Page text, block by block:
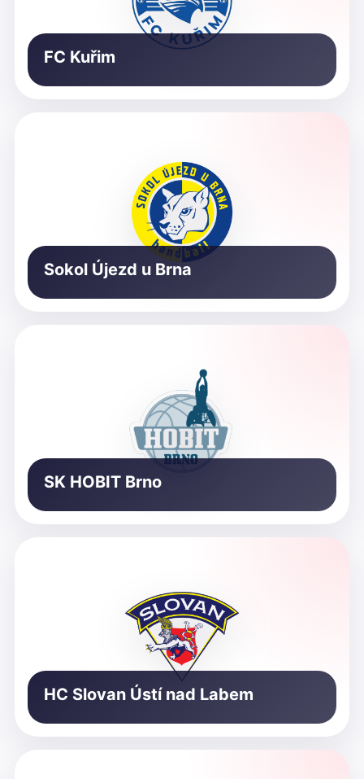
FC Kuřim
Sokol Újezd u Brna
SK HOBIT Brno
HC Slovan Ústí nad Labem